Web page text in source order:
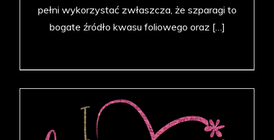
pełni wykorzystać zwłaszcza, że szparagi to
bogate źródło kwasu foliowego oraz […]